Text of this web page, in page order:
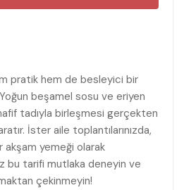
pratik hem de besleyici bir
beşamel sosu ve eriyen
tadıyla birleşmesi gerçekten
İster aile toplantılarınızda,
yemeği olarak
bu tarifi mutlaka deneyin ve
çekinmeyin!